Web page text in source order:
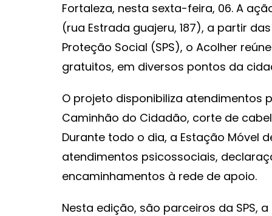
Fortaleza, nesta sexta-feira, 06. A
(rua Estrada guajeru, 187), a partir
Proteção Social (SPS), o Acolher
gratuitos, em diversos pontos da
O projeto disponibiliza atendimentos
Caminhão do Cidadão, corte de
Durante todo o dia, a Estação Móvel
atendimentos psicossociais,
encaminhamentos à rede de apoio.
Nesta edição, são parceiros da SPS,